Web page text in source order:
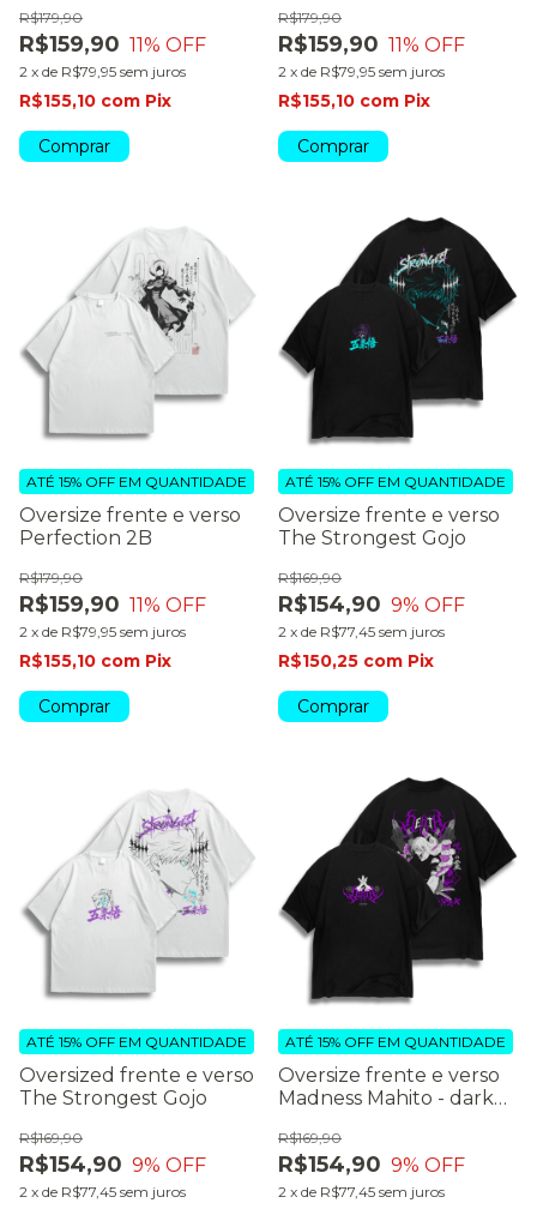
R$159,90
R$179,90
11% OFF
2 x de R$79,95 sem juros
R$155,10 com Pix
Comprar
R$159,90
R$179,90
11% OFF
2 x de R$79,95 sem juros
R$155,10 com Pix
Comprar
Oversize frente e verso
Perfection 2B
R$159,90
R$179,90
11% OFF
2 x de R$79,95 sem juros
ATÉ 15% OFF EM QUANTIDADE
R$155,10 com Pix
Comprar
Oversize frente e verso
The Strongest Gojo
R$154,90
R$169,90
9% OFF
2 x de R$77,45 sem juros
ATÉ 15% OFF EM QUANTIDADE
R$150,25 com Pix
Comprar
Oversized frente e verso
The Strongest Gojo
R$154,90
R$169,90
9% OFF
2 x de R$77,45 sem juros
ATÉ 15% OFF EM QUANTIDADE
Oversize frente e verso
Madness Mahito - dark
R$154,90
R$169,90
9% OFF
2 x de R$77,45 sem juros
ATÉ 15% OFF EM QUANTIDADE